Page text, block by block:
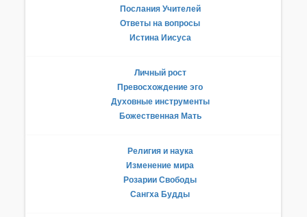
Послания Учителей
Ответы на вопросы
Истина Иисуса
Личный рост
Превосхождение эго
Духовные инструменты
Божественная Мать
Религия и наука
Изменение мира
Розарии Свободы
Сангха Будды